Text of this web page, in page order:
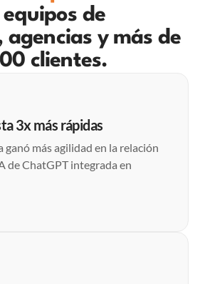
equipos de
y más de
clientes.
3x más rápidas
ganó más agilidad en la relación
de ChatGPT integrada en